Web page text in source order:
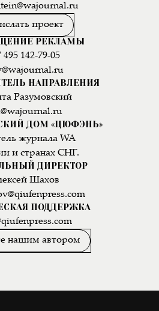
проект
РЕКЛАМЫ
495 142-79-05
НАПРАВЛЕНИЯ
Разумовский
ДОМ «ЦЮФЭНЬ»
журнала WA
и странах СНГ.
ДИРЕКТОР
Шахов
ПОДДЕРЖКА
нашим автором